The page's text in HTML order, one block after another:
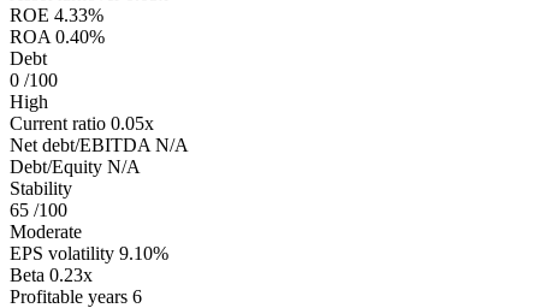
ROE 4.33%
ROA 0.40%
Debt
0 /100
High
Current ratio 0.05x
Net debt/EBITDA N/A
Debt/Equity N/A
Stability
65 /100
Moderate
EPS volatility 9.10%
Beta 0.23x
Profitable years 6